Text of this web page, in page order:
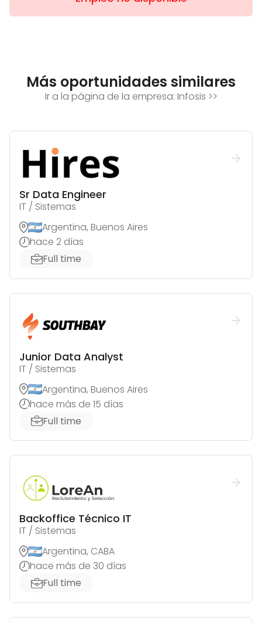
Más oportunidades similares
Ir a la página de la empresa: Infosis >>
Sr Data Engineer
IT / Sistemas
Argentina, Buenos Aires
hace 2 días
Full time
Junior Data Analyst
IT / Sistemas
Argentina, Buenos Aires
hace más de 15 días
Full time
Backoffice Técnico IT
IT / Sistemas
Argentina, CABA
hace más de 30 días
Full time